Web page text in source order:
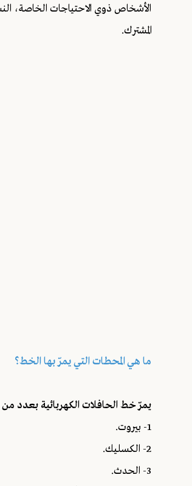
الأشخاص ذوي الاحتياجات الخاصة،
المشترك.
ما هي المحطات التي يمرّ بها الخط؟
يمرّ خط الحافلات الكهربائية بعدد من
1- بيروت.
2- الكسليك.
3- الحدث.